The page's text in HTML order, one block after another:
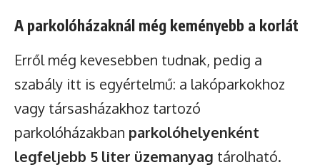
A parkolóházaknál még keményebb a korlát
Erről még kevesebben tudnak, pedig a
szabály itt is egyértelmű: a lakóparkokhoz
vagy társasházakhoz tartozó
parkolóházakban parkolóhelyenként
legfeljebb 5 liter üzemanyag tárolható.